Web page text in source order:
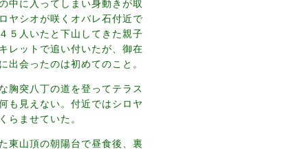
中に入ってしまい身動きが取
ヤシオが咲くオバレ石付近で
５人いたと下山してきた親子
レットで追い付いたが、御在
出会ったのは初めてのこと。
胸突八丁の道を登ってテラス
も見えない。付近ではシロヤ
らませていた。
東山頂の朝陽台で昼食後、裏